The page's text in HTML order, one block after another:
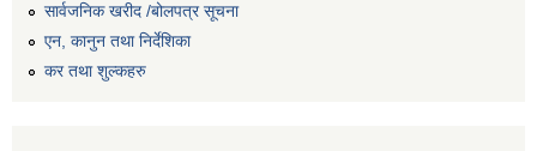
सार्वजनिक खरीद /बोलपत्र सूचना
एन, कानुन तथा निर्देशिका
कर तथा शुल्कहरु